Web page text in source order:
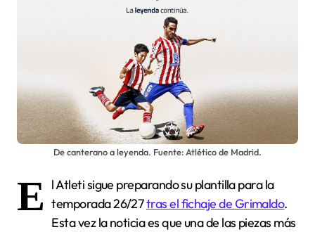
De canterano a leyenda. Fuente: Atlético de Madrid.
E l Atleti sigue preparando su plantilla para la
temporada 26/27tras el fichaje de Grimaldo.
Esta vez la noticia es que una de las piezas más